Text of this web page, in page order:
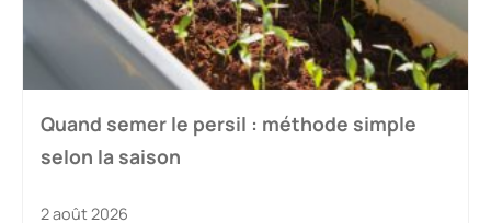
Quand semer le persil : méthode simple
selon la saison
2 août 2026